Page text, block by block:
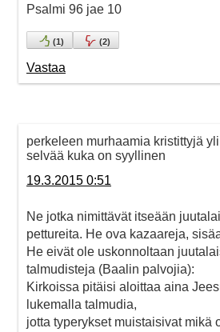
Psalmi 96 jae 10
(1) (2)
Vastaa
perkeleen murhaamia kristittyjä
selvää kuka on syyllinen
19.3.2015 0:51
Ne jotka nimittävät itseään
pettureita. He ova kazaareja,
He eivät ole uskonnoltaan
talmudisteja (Baalin palvojia):
Kirkoissa pitäisi aloittaa aina
lukemalla talmudia,
jotta typerykset muistaisivat mikä